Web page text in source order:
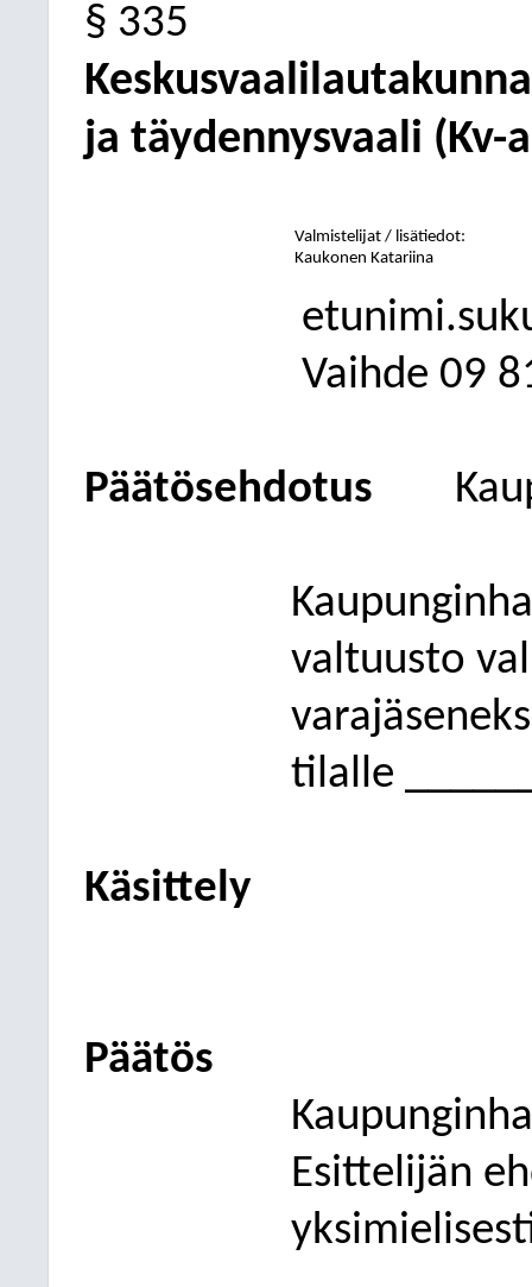
§ 335
ja täydennysvaali (Kv-
Valmistelijat / lisätiedot:
Kaukonen Katariina
Vaihde 09
Päätösehdotus
valtuusto
tilalle
Käsittely
Päätös
Esittelijän